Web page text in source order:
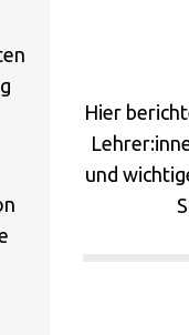
Hier
und